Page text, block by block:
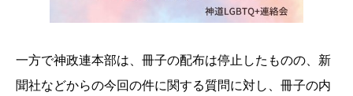
一方で神政連本部は、冊子の配布は停止したものの、新
聞社などからの今回の件に関する質問に対し、冊子の内